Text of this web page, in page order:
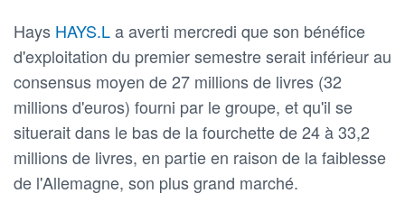
Hays HAYS.La averti mercredi que son bénéfice
d'exploitation du premier semestre serait inférieur au
consensus moyen de 27 millions de livres (32
millions d'euros) fourni par le groupe, et qu'il se
situerait dans le bas de la fourchette de 24 à 33,2
millions de livres, en partie en raison de la faiblesse
de l'Allemagne, son plus grand marché.